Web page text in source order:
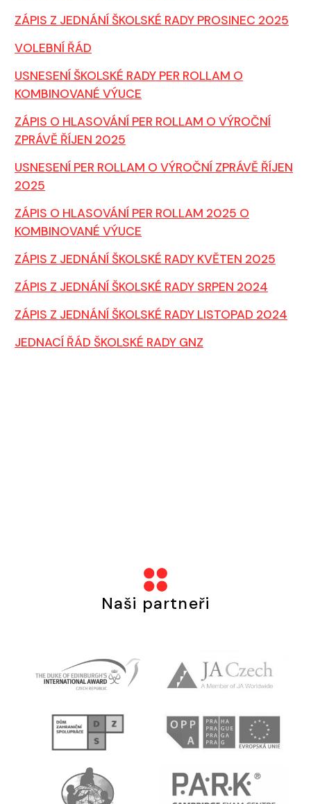
ZÁPIS Z JEDNÁNÍ ŠKOLSKÉ RADY PROSINEC 2025
VOLEBNÍ ŘÁD
USNESENÍ ŠKOLSKÉ RADY PER ROLLAM O
KOMBINOVANÉ VÝUCE
ZÁPIS O HLASOVÁNÍ PER ROLLAM O VÝROČNÍ
ZPRÁVĚ ŘÍJEN 2025
USNESENÍ PER ROLLAM O VÝROČNÍ ZPRÁVĚ ŘÍJEN
2025
ZÁPIS O HLASOVÁNÍ PER ROLLAM 2025 O
KOMBINOVANÉ VÝUCE
ZÁPIS Z JEDNÁNÍ ŠKOLSKÉ RADY KVĚTEN 2025
ZÁPIS Z JEDNÁNÍ ŠKOLSKÉ RADY SRPEN 2024
ZÁPIS Z JEDNÁNÍ ŠKOLSKÉ RADY LISTOPAD 2024
JEDNACÍ ŘÁD ŠKOLSKÉ RADY GNZ
Naši partneři